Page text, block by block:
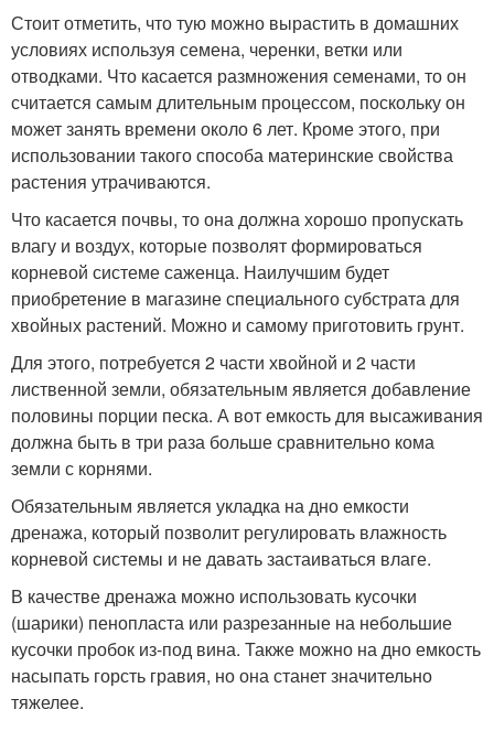
Стоит отметить, что тую можно вырастить в домашних
условиях используя семена, черенки, ветки или
отводками. Что касается размножения семенами, то он
считается самым длительным процессом, поскольку он
может занять времени около 6 лет. Кроме этого, при
использовании такого способа материнские свойства
растения утрачиваются.
Что касается почвы, то она должна хорошо пропускать
влагу и воздух, которые позволят формироваться
корневой системе саженца. Наилучшим будет
приобретение в магазине специального субстрата для
хвойных растений. Можно и самому приготовить грунт.
Для этого, потребуется 2 части хвойной и 2 части
лиственной земли, обязательным является добавление
половины порции песка. А вот емкость для высаживания
должна быть в три раза больше сравнительно кома
земли с корнями.
Обязательным является укладка на дно емкости
дренажа, который позволит регулировать влажность
корневой системы и не давать застаиваться влаге.
В качестве дренажа можно использовать кусочки
(шарики) пенопласта или разрезанные на небольшие
кусочки пробок из-под вина. Также можно на дно емкость
насыпать горсть гравия, но она станет значительно
тяжелее.